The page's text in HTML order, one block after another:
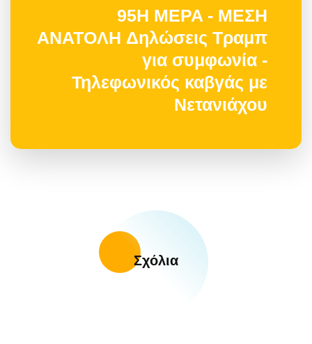
95H MEPA - MEΣH
ANATOΛH Δηλώσεις Τραμπ
για συμφωνία -
Τηλεφωνικός καβγάς με
Νετανιάχου
Σχόλια